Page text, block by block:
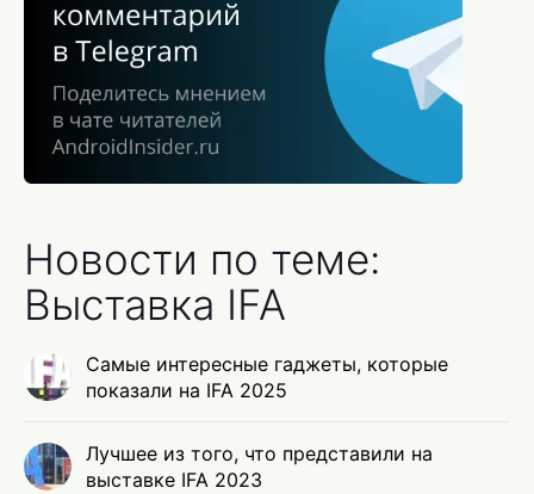
Новости по теме:
Выставка IFA
Самые интересные гаджеты, которые
показали на IFA 2025
Лучшее из того, что представили на
выставке IFA 2023